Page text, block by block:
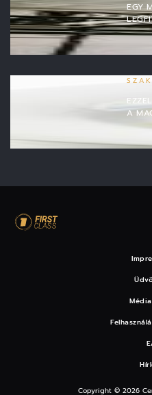
EGY
A
Copyright © 2026